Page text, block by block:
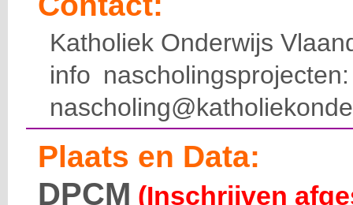
Katholiek Onderwijs
info
Plaats en Data:
DPCM (Inschrijven